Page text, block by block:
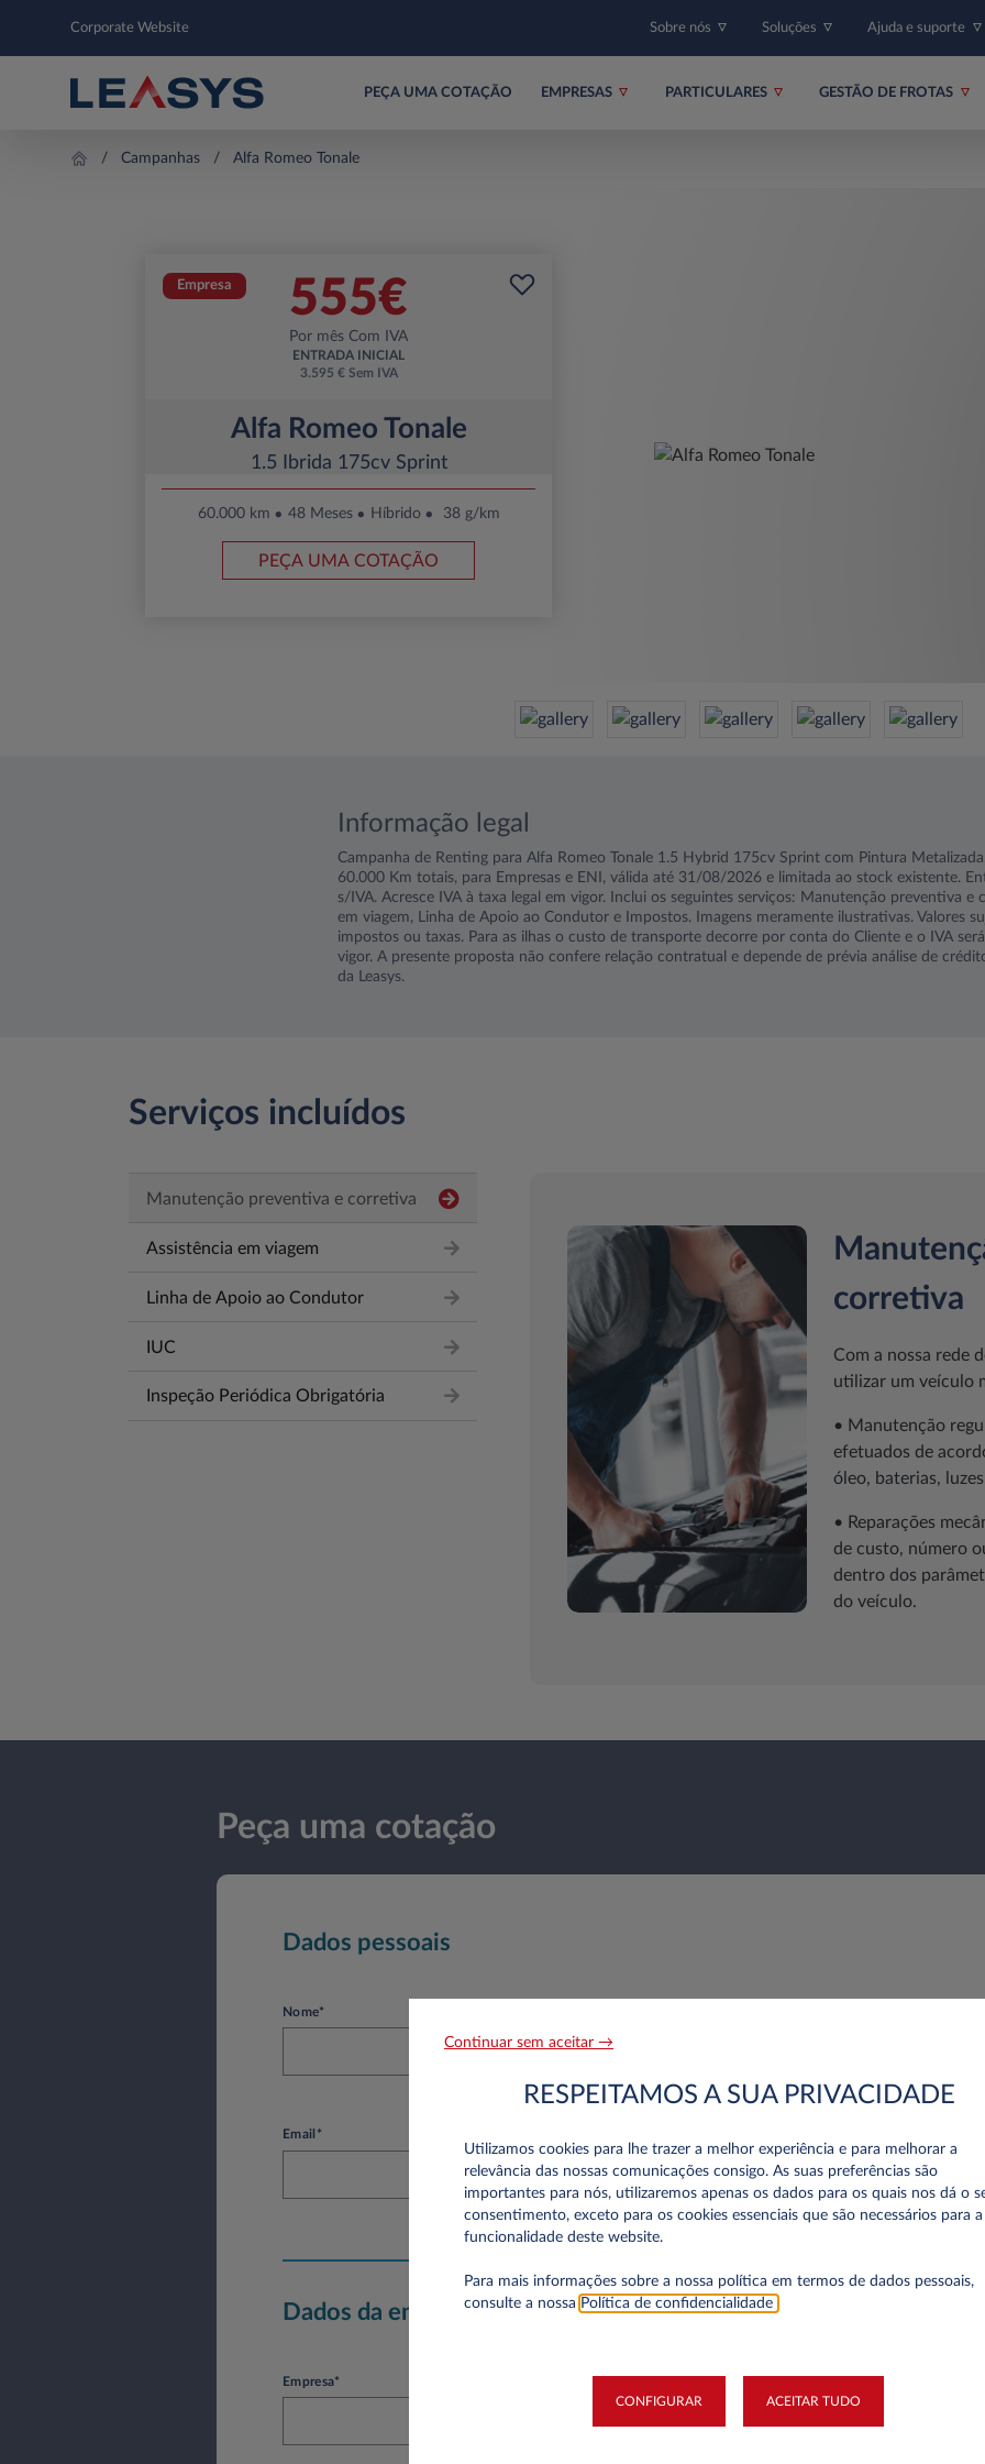
Corporate Website Sobre nós Soluções Ajuda e suporte
PEÇA UMA COTAÇÃO EMPRESAS PARTICULARES GESTÃO DE FROTAS
Campanhas Alfa Romeo Tonale
Empresa 555€
Por mês Com IVA
ENTRADA INICIAL
3.595 € Sem IVA
Alfa Romeo Tonale
1.5 Ibrida 175cv Sprint
60.000 km 48 Meses Híbrido 38 g/km
PEÇA UMA COTAÇÃO
Informação legal
Campanha de Renting para Alfa Romeo Tonale 1.5 Hybrid 175cv Sprint com Pintura
60.000 Km totais, para Empresas e ENI, válida até 31/08/2026 e limitada ao stock existente.
s/IVA. Acresce IVA à taxa legal em vigor. Inclui os seguintes serviços: Manutenção preventiva e
em viagem, Linha de Apoio ao Condutor e Impostos. Imagens meramente ilustrativas. Valores
impostos ou taxas. Para as ilhas o custo de transporte decorre por conta do Cliente e o IVA
vigor. A presente proposta não confere relação contratual e depende de prévia análise de
da Leasys.
Serviços incluídos
Manutenção preventiva e corretiva
Assistência em viagem
Linha de Apoio ao Condutor
IUC
Inspeção Periódica Obrigatória
corretiva
Com a nossa rede
utilizar um veículo
• Manutenção
efetuados de
óleo, baterias,
• Reparações
de custo, número
dentro dos
do veículo.
Peça uma cotação
Dados pessoais
Nome*
Email*
Dados da empresa
Empresa*
Continuar sem aceitar →
RESPEITAMOS A SUA PRIVACIDADE
Utilizamos cookies para lhe trazer a melhor experiência e para melhorar a
relevância das nossas comunicações consigo. As suas preferências são
importantes para nós, utilizaremos apenas os dados para os quais nos dá o
consentimento, exceto para os cookies essenciais que são necessários para a
funcionalidade deste website.
Para mais informações sobre a nossa política em termos de dados pessoais,
consulte a nossa Política de confidencialidade
CONFIGURAR ACEITAR TUDO